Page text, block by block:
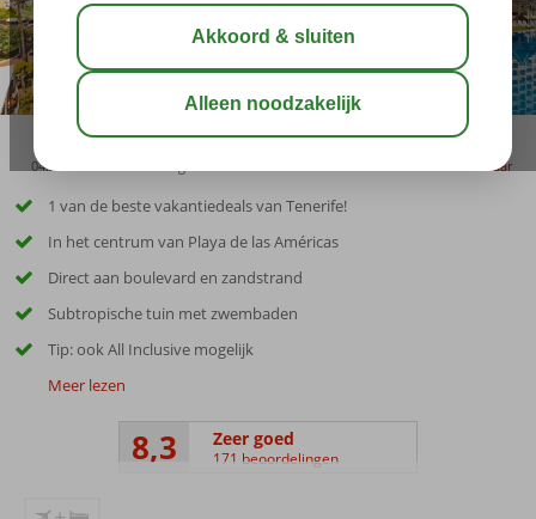
04:20 bewaar
1 van de beste vakantiedeals van Tenerife!
In het centrum van Playa de las Américas
Direct aan boulevard en zandstrand
Subtropische tuin met zwembaden
Tip: ook All Inclusive mogelijk
Meer lezen
8,3 Zeer goed
171 beoordelingen